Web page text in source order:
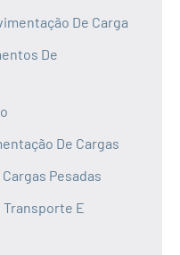
De Carga
De
De Cargas
Pesadas
E